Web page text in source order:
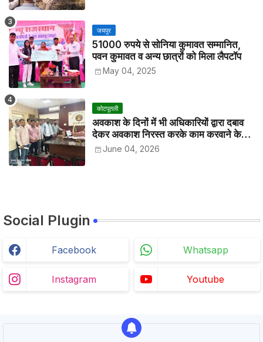
जयपुर
51000 रुपये से सोनिया कुमावत सम्मानित,
पवन कुमावत व अन्य छात्रों को मिला लैपटॉप
May 04, 2025
कोटपूतली
अवकाश के दिनों में भी अधिकारियों द्वारा दबाव
देकर अवकाश निरस्त करके काम करवाने के
विरोध में कर्मचारियों ने जिला कलेक्टर को सीएस
के नाम दिया ज्ञापन
June 04, 2026
Social Plugin
Facebook Whatsapp
Instagram Youtube